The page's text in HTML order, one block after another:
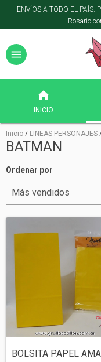
ENVÍOS A TODO EL PAÍS.
Rosario
INICIO
Inicio / LINEAS PERSONAJES
BATMAN
Ordenar por